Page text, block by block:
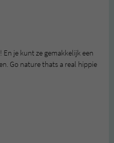
je kunt ze gemakkelijk een
Go nature thats a real hippie